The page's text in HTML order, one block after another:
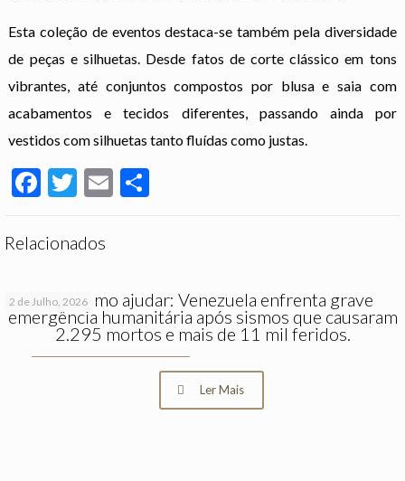
Esta coleção de eventos destaca-se também pela diversidade
de peças e silhuetas. Desde fatos de corte clássico em tons
vibrantes, até conjuntos compostos por blusa e saia com
acabamentos e tecidos diferentes, passando ainda por
vestidos com silhuetas tanto fluídas como justas.
Facebook
Twitter
Email
Relacionados
2 de Julho, 2026
Saiba como ajudar: Venezuela enfrenta grave
emergência humanitária após sismos que causaram
2.295 mortos e mais de 11 mil feridos.
Ler Mais